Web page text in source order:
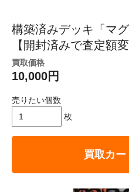
構築済みデッキ「マ
【開封済みで査定額変
買取価格
10,000円
売りたい個数
枚
買取カー